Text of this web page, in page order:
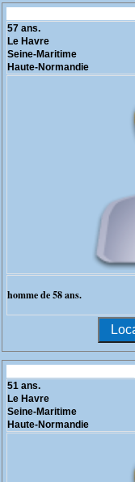
57 ans.
Le Havre
Seine-Maritime
Haute-Normandie
homme de 58 ans.
51 ans.
Le Havre
Seine-Maritime
Haute-Normandie